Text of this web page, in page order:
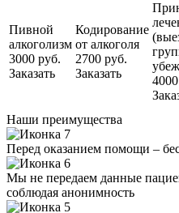
Пивной
алкоголизм
3000 руб.
Заказать
Кодирование
от алкоголя
2700 руб.
Заказать
Наши преимущества
Перед оказанием помощи –
Мы не передаем данные
соблюдая анонимность